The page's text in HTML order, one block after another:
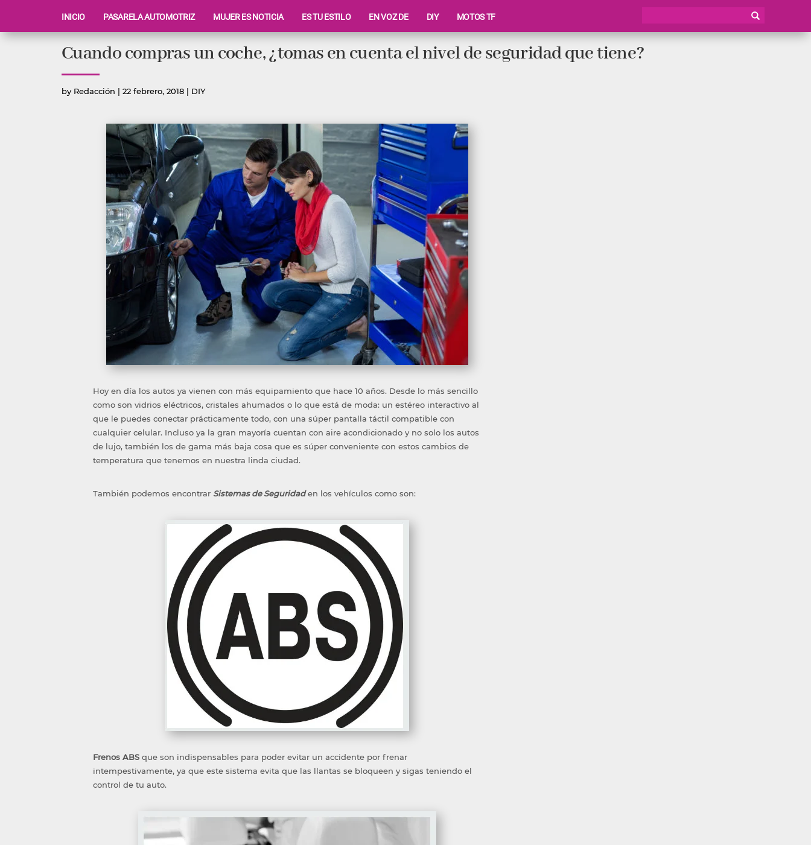
INICIO PASARELA AUTOMOTRIZ MUJER ES NOTICIA ES TU ESTILO EN VOZ DE DIY MOTOS TF
Cuando compras un coche, ¿tomas en cuenta el nivel de seguridad que tiene?
by Publicado
Redacción | 22 febrero, 2018 | Publicada
DIY
Hoy en día los autos ya vienen con más equipamiento que hace 10 años. Desde lo más sencillo
como son vidrios eléctricos, cristales ahumados o lo que está de moda: un estéreo interactivo al
que le puedes conectar prácticamente todo, con una súper pantalla táctil compatible con
cualquier celular. Incluso ya la gran mayoría cuentan con aire acondicionado y no solo los autos
de lujo, también los de gama más baja cosa que es súper conveniente con estos cambios de
temperatura que tenemos en nuestra linda ciudad.
También podemos encontrar Sistemas de Seguridaden los vehículos como son:
Frenos ABS que son indispensables para poder evitar un accidente por frenar
intempestivamente, ya que este sistema evita que las llantas se bloqueen y sigas teniendo el
control de tu auto.